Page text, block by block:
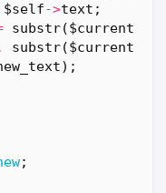
$self->text ;
substr($current
substr($current
);
;